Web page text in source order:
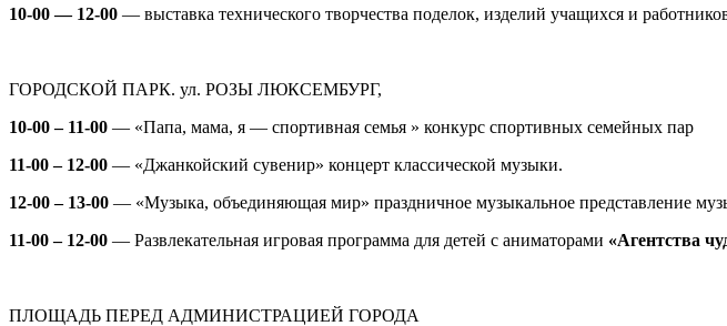
10-00 — 12-00 — выставка технического творчества поделок, изделий учащихся и
ГОРОДСКОЙ ПАРК. ул. РОЗЫ ЛЮКСЕМБУРГ,
10-00 – 11-00 — «Папа, мама, я — спортивная семья » конкурс спортивных семейных пар
11-00 – 12-00 — «Джанкойский сувенир» концерт классической музыки.
12-00 – 13-00 — «Музыка, объединяющая мир» праздничное музыкальное представление
11-00 – 12-00 — Развлекательная игровая программа для детей с аниматорами «Агентства
ПЛОЩАДЬ ПЕРЕД АДМИНИСТРАЦИЕЙ ГОРОДА